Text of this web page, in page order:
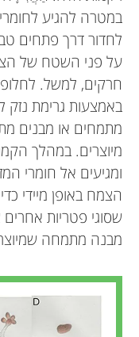
במטרה להגיע
לחדור דרך פתחים
על פני השטח של
חרקים, למשל.
באמצעות גרימת נזק
מתמחים או מבנים
מיוצרים. במהלך
ומגיעים אל חומרי
הצמח באופן מיידי
שסוגי פטריות אחרים
מבנה מתמחה